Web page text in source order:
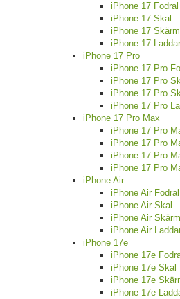
iPhone 17 Fodral
iPhone 17 Skal
iPhone 17
iPhone 17
iPhone 17 Pro
iPhone 17 Pro
iPhone 17 Pro
iPhone 17 Pro
iPhone 17 Pro
iPhone 17 Pro Max
iPhone 17 Pro
iPhone 17 Pro
iPhone 17 Pro
iPhone 17 Pro
iPhone Air
iPhone Air Fodral
iPhone Air Skal
iPhone Air
iPhone Air
iPhone 17e
iPhone 17e
iPhone 17e Skal
iPhone 17e
iPhone 17e